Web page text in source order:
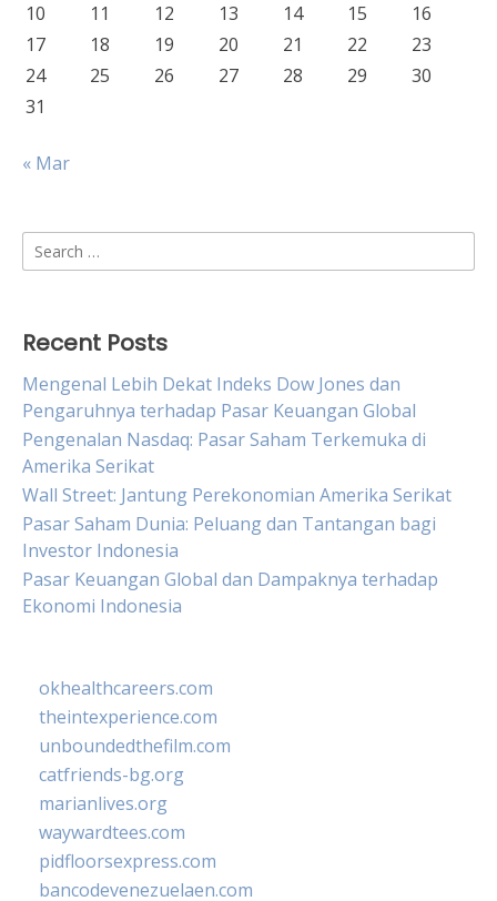
10
11 12 13 14 15
16
17
18 19 20 21 22
23
24
25 26 27 28 29
30
31
« Mar
Search
for:
Recent Posts
Mengenal Lebih Dekat Indeks Dow Jones dan
Pengaruhnya terhadap Pasar Keuangan Global
Pengenalan Nasdaq: Pasar Saham Terkemuka di
Amerika Serikat
Wall Street: Jantung Perekonomian Amerika Serikat
Pasar Saham Dunia: Peluang dan Tantangan bagi
Investor Indonesia
Pasar Keuangan Global dan Dampaknya terhadap
Ekonomi Indonesia
okhealthcareers.com
theintexperience.com
unboundedthefilm.com
catfriends-bg.org
marianlives.org
waywardtees.com
pidfloorsexpress.com
bancodevenezuelaen.com